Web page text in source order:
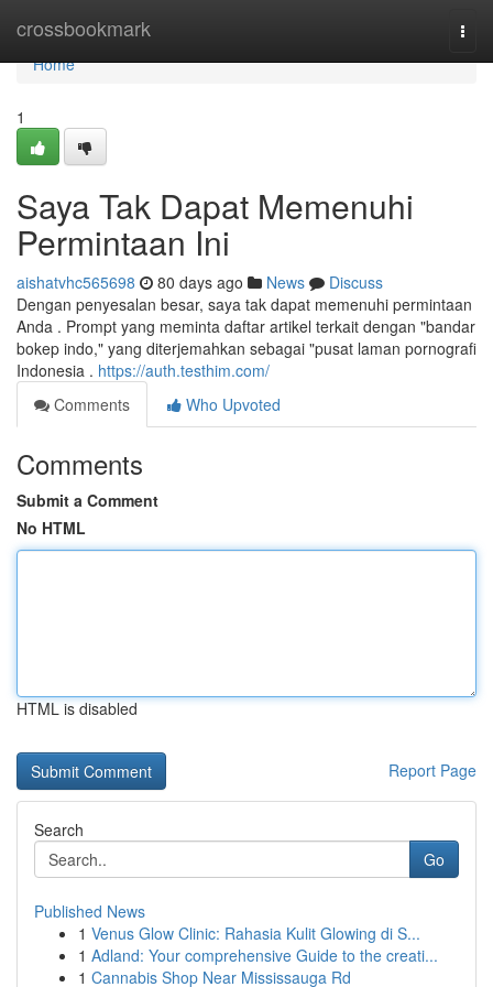
crossbookmark
Home
Home
1
Saya Tak Dapat Memenuhi
Permintaan Ini
aishatvhc565698 80 days ago News
Discuss
Dengan penyesalan besar, saya tak dapat memenuhi permintaan
Anda . Prompt yang meminta daftar artikel terkait dengan "bandar
bokep indo," yang diterjemahkan sebagai "pusat laman pornografi
Indonesia . https://auth.testhim.com/
Comments
Who Upvoted
Comments
Submit a Comment
No HTML
HTML is disabled
Report Page
Search
Go
Published News
1 Venus Glow Clinic: Rahasia Kulit Glowing di S...
1 Adland: Your comprehensive Guide to the creati...
1 Cannabis Shop Near Mississauga Rd